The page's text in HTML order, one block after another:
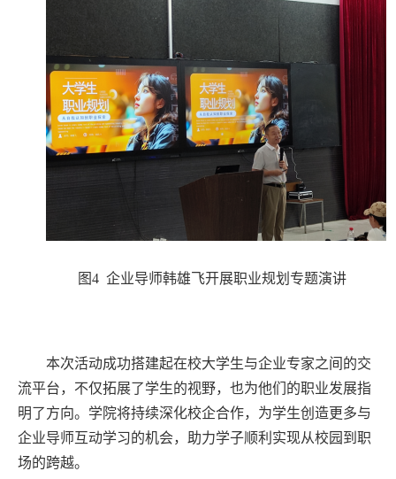
图4 企业导师韩雄飞开展职业规划专题演讲
本次活动成功搭建起在校大学生与企业专家之间的交
流平台，不仅拓展了学生的视野，也为他们的职业发展指
明了方向。学院将持续深化校企合作，为学生创造更多与
企业导师互动学习的机会，助力学子顺利实现从校园到职
场的跨越。